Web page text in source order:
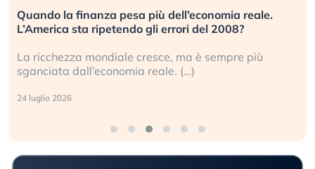
Quando la finanza pesa più dell’economia reale.
L’America sta ripetendo gli errori del 2008?
La ricchezza mondiale cresce, ma è sempre più
sganciata dall’economia reale. (…)
24 luglio 2026